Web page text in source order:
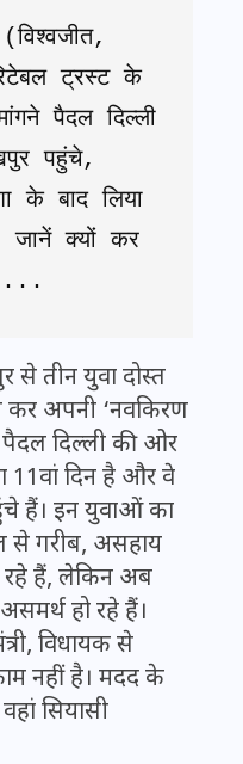
ट्रस्ट के
पैदल दिल्ली
पहुंचे,
के बाद लिया
जानें क्यों कर
से तीन युवा दोस्त
कर अपनी ‘नवकिरण
दिल्ली की ओर
11वां दिन है और वे
हैं। इन युवाओं का
से गरीब, असहाय
हैं, लेकिन अब
हो रहे हैं।
विधायक से
नहीं है। मदद के
सियासी